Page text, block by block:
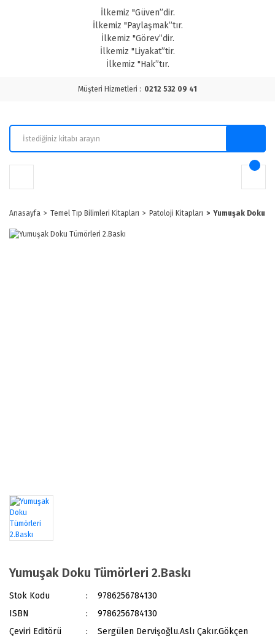
İlkemiz "Güven”dir.
İlkemiz "Paylaşmak”tır.
İlkemiz "Görev”dir.
İlkemiz "Liyakat”tir.
İlkemiz "Hak”tır.
Müşteri Hizmetleri : 0212 532 09 41
Anasayfa Temel Tıp Bilimleri Kitapları Patoloji Kitapları Yumuşak Doku
Yumuşak Doku Tümörleri 2.Baskı
Stok Kodu
9786256784130
ISBN
9786256784130
Çeviri Editörü
Sergülen Dervişoğlu.Aslı Çakır.Gökçen